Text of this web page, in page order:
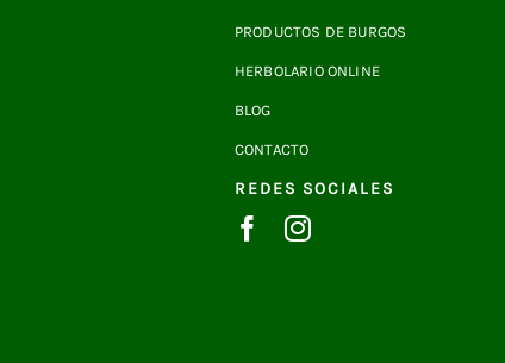
PRODUCTOS DE BURGOS
HERBOLARIO ONLINE
BLOG
CONTACTO
REDES SOCIALES